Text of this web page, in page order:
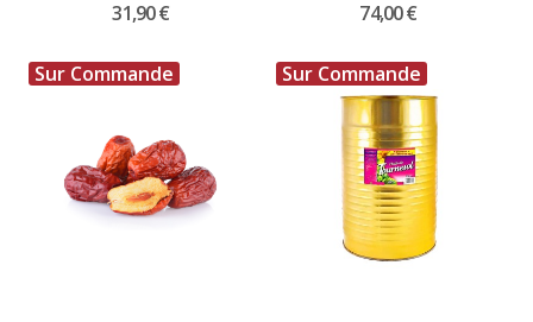
31,90 € 74,00 €
Sur Commande Sur Commande